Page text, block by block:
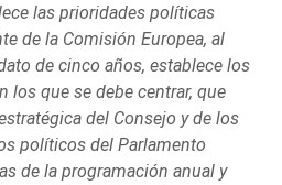
las prioridades políticas
de la Comisión Europea, al
de cinco años, establece los
los que se debe centrar, que
del Consejo y de los
políticos del Parlamento
de la programación anual y